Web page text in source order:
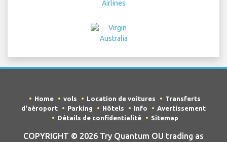
Home vols Location de voitures
Transferts
d'aéroport
Parking Hôtels Info
Avertissement
COPYRIGHT © 2026 Try Quantum OU trading as
"TripTQ" and penangairport.com (also known as
TripTQ Penang Aéroport) / All Rights Reserved.